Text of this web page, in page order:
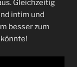
Gleichzeitig
intim und
besser zum